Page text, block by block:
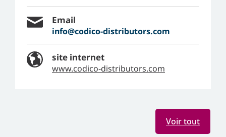
Email
info@codico-distributors.com
site internet
www.codico-distributors.com
Voir tout